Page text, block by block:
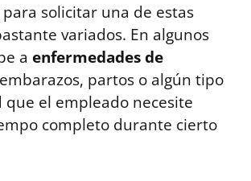
para solicitar una de estas
variados. En algunos
a enfermedades de
partos o algún tipo
que el empleado necesite
completo durante cierto